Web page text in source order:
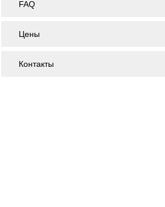
FAQ
Цены
Контакты